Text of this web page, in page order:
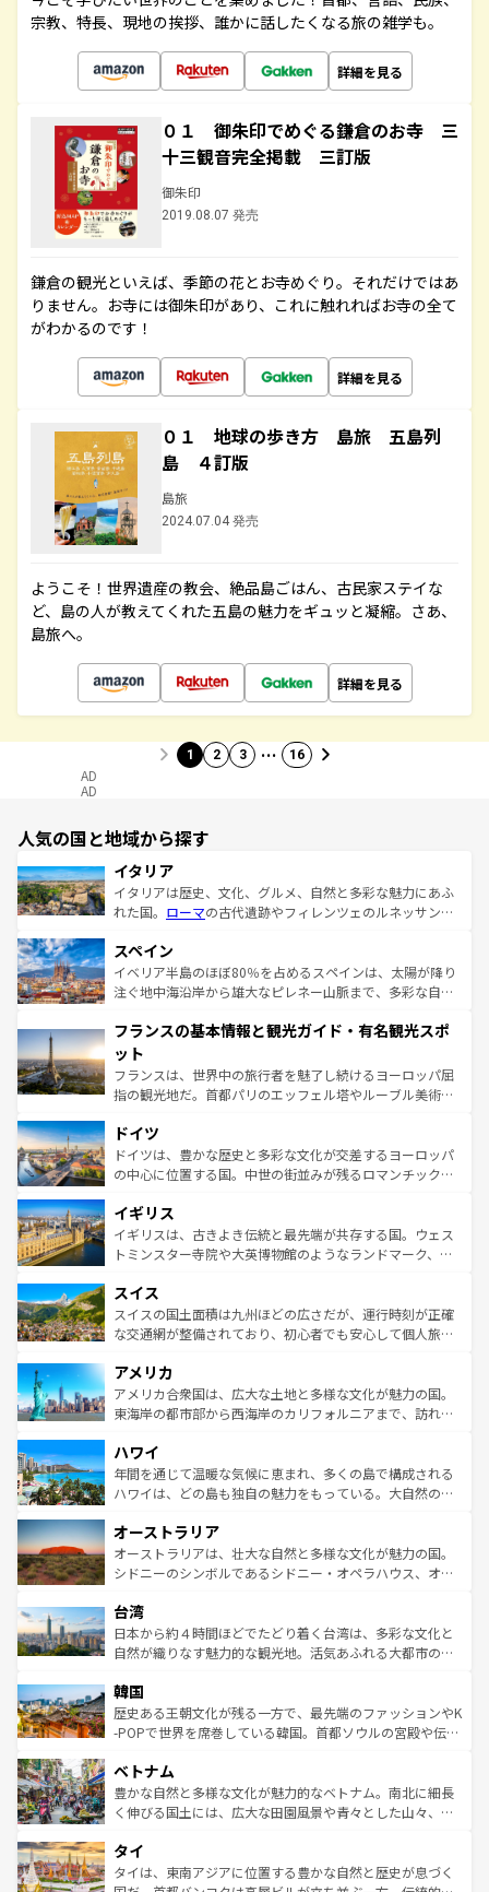
宗教、特長、現地の挨拶、誰かに話したくなる旅の雑学も。
詳細を見る
０１ 御朱印でめぐる鎌倉のお寺 三
十三観音完全掲載 三訂版
御朱印
2019.08.07 発売
鎌倉の観光といえば、季節の花とお寺めぐり。それだけではあ
りません。お寺には御朱印があり、これに触れればお寺の全て
がわかるのです！
詳細を見る
０１ 地球の歩き方 島旅 五島列
島 ４訂版
島旅
2024.07.04 発売
ようこそ！世界遺産の教会、絶品島ごはん、古民家ステイな
ど、島の人が教えてくれた五島の魅力をギュッと凝縮。さあ、
島旅へ。
詳細を見る
1 2 3 … 16
AD
AD
人気の国と地域から探す
イタリア
イタリアは歴史、文化、グルメ、自然と多彩な魅力にあふ
れた国。 ローマの古代遺跡やフィレンツェのルネッサンス
ろん、トスカーナの美しい田園風景やアマルフィ海岸の絶
景など、自然景観も見逃せない。観光の合間には、本場の
ピザやパスタなど、絶品のイタリア料理を堪能することも
ませてくれるイタリアで、忘れられない旅をしてみよう！
なお、新着のイタリア情報は
しい。
スペイン
イベリア半島のほぼ80％を占めるスペインは、太陽が降り
注ぐ地中海沿岸から雄大なピレネー山脈まで、多彩な自然
文化が根付くこの国では、情熱的なフラメンコ、熱気あふ
れる闘牛、そして美味しいタパスが生活の一部となってい
る。首都マドリードの洗練された雰囲気や、バルセロナの
アートに溢れた街角から、地方では古代ローマ遺跡や中世
せる。地方によって風土や気候が異なるスペインはその個
性で訪れる人を魅了する。 なお、新着のスペイン情報は コ
ンテンツ一覧を参照してほしい。
フランスの基本情報と観光ガイド・有名観光スポ
ット
フランスは、世界中の旅行者を魅了し続けるヨーロッパ屈
指の観光地だ。首都パリのエッフェル塔やルーブル美術館
で、幅広い魅力が詰まっている。華麗な宮殿、歴史的な大
聖堂、美しいビーチ、そして豊かな自然が、訪れる者を心
から魅了する。また、フランスは美食の国としても知ら
いる。シャンパンの発祥地であるランス、プロヴァンスの
香り高いラベンダー畑など、多彩な楽しみ方が可能だ。さ
らに、パリ以外の地域にも魅力が溢れており、どの街角に
れる地方に足を運ぶとそれぞれで全く異なる文化を体験で
きるだろう。 なお、新着のフランス情報はコンテンツ一覧
を参照してほしい。
ドイツ
ドイツは、豊かな歴史と多彩な文化が交差するヨーロッパ
の中心に位置する国。中世の街並みが残るロマンチック街
顔を持つこの国は、どこを歩いても飽きることがない。ベ
ルリンの文化的活気、バイエルン州のアルプスの絶景、そ
してライン川沿いのワイン畑といった風景は必見。ビール
は、お酒好きな人にはぜひ体験してほしい。 なお、新着の
ドイツ情報はコンテンツ一覧を参照してほしい。
イギリス
イギリスは、古きよき伝統と最先端が共存する国。ウェス
トミンスター寺院や大英博物館のようなランドマーク、歴
リアごとに異なる魅力がある。また、優雅なアフタヌーン
ティー、ビール好きにはたまらない英国パブ、サッカー観
戦など、本場だからこそできる体験も豊富。イギリスを旅
ンツ一覧を参照してほしい。
スイス
スイスの国土面積は九州ほどの広さだが、運行時刻が正確
な交通網が整備されており、初心者でも安心して個人旅行
の建物がそのまま残る町や、スイスならではのユニークな
博物館もあり、アルプス観光だけでなく町歩きも満喫する
ことができる。国民の所得が高いため物価も高いが、旅行
ば市内交通費無料で観光を楽しむこともできる。 なお、新
着のスイス情報はコンテンツ一覧 を参照してほしい。
アメリカ
アメリカ合衆国は、広大な土地と多様な文化が魅力の国。
東海岸の都市部から西海岸のカリフォルニアまで、訪れる
のような巨大都市は、観光、ショッピング、エンターテイ
ンメントが詰まった刺激的なスポットだ。一方、アメリカ
西部には大自然が広がり、グランドキャニオンやイエロー
部のニューオーリンズでは、音楽と美食が融合した独特の
文化が魅力。旅行者はアメリカの各地域で異なる魅力を楽
しみながら、その多様性と豊かな歴史を感じることができ
ならではの贅沢な旅のスタイルだ。 なお、新着のアメリカ
情報はコンテンツ一覧を参照してほしい。
ハワイ
年間を通じて温暖な気候に恵まれ、多くの島で構成される
ハワイは、どの島も独自の魅力をもっている。大自然の神
ワイ島は見逃せない。また、定番の観光地といえばオアフ
島だが、静かな自然を求めるならマウイ島やカウアイ島が
おすすめ。エメラルドグリーンに輝く海をはじめ、豊かな
れるおもてなしの心で訪れる人々を迎えてくれるハワイの
人々、おいしいローカルフードやハワイアンミュージッ
ク、伝統的なフラダンスなど、すべてがハワイの魅力を彩
ワイを、存分に味わってほしい。 なお、新着のハワイ情報
はコンテンツ一覧を参照してほしい。
オーストラリア
オーストラリアは、壮大な自然と多様な文化が魅力の国。
シドニーのシンボルであるシドニー・オペラハウス、オー
リアリーフや大陸中央部にそびえるウルル（エアーズロッ
ク）、タスマニアの美しい原生林やケアンズの熱帯雨林な
ど、見どころがたくさん。また、カフェやワイン、オージ
いる。アクティビティも充実しており、サーフィンやダイ
ビング、ハイキングなど、アウトドア好きにはたまらな
い。オーストラリアの多彩な魅力を存分に味わいつくそ
参照してほしい。
台湾
日本から約４時間ほどでたどり着く台湾は、多彩な文化と
自然が織りなす魅力的な観光地。活気あふれる大都市の台
ン）、静ひつな山岳地帯である台湾東部など、都市の喧騒
と山間の静けさが共存しており、訪れる人に新しい発見と
驚きをもたらしてくれる。また、奥深い台湾の食文化も魅
容にもいいと評判のスイーツなど、バラエティ豊かな料理
が味わえる。 なお、新着の台湾情報は コンテンツ一覧を参
照してほしい。
韓国
歴史ある王朝文化が残る一方で、最先端のファッションやK
-POPで世界を席巻している韓国。首都ソウルの宮殿や伝統
き、地方に足を延ばせば四季折々の自然美を楽しむことが
できる。そして、キムチや焼肉、絶品のストリートフード
まで、さまざまな韓国料理が待っている。夜には、韓国な
リティに包まれながら、韓国の多彩な魅力を心ゆくまで味
わってみてほしい。 なお、新着の韓国情報はコンテンツ一
ベトナム
豊かな自然と多様な文化が魅力的なベトナム。南北に細長
く伸びる国土には、広大な田園風景や青々とした山々、世
急速な発展と共に伝統が息づく。ハノイの古い町並みやホ
ーチミン市のフランス統治時代の建物も、独特の雰囲気を
タイ
タイは、東南アジアに位置する豊かな自然と歴史が息づく